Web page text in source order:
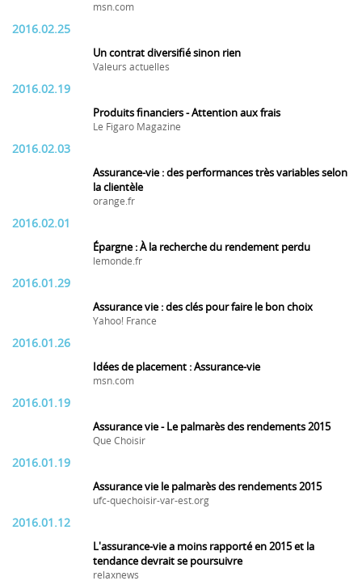
msn.com
2016.02.25
Un contrat diversifié sinon rien
Valeurs actuelles
2016.02.19
Produits financiers - Attention aux frais
Le Figaro Magazine
2016.02.03
Assurance-vie : des performances très variables selon
la clientèle
orange.fr
2016.02.01
Épargne : À la recherche du rendement perdu
lemonde.fr
2016.01.29
Assurance vie : des clés pour faire le bon choix
Yahoo! France
2016.01.26
Idées de placement : Assurance-vie
msn.com
2016.01.19
Assurance vie - Le palmarès des rendements 2015
Que Choisir
2016.01.19
Assurance vie le palmarès des rendements 2015
ufc-quechoisir-var-est.org
2016.01.12
L'assurance-vie a moins rapporté en 2015 et la
tendance devrait se poursuivre
relaxnews